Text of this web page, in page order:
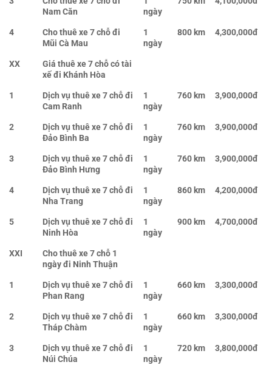
Nam Căn
ngày
4
Cho thuê xe 7 chỗ đi
Mũi Cà Mau
1
ngày
800 km 4,300,000đ
XX
Giá thuê xe 7 chỗ có tài
xế đi Khánh Hòa
1
Dịch vụ thuê xe 7 chỗ đi
Cam Ranh
1
ngày
760 km 3,900,000đ
2
Dịch vụ thuê xe 7 chỗ đi
Đảo Bình Ba
1
ngày
760 km 3,900,000đ
3
Dịch vụ thuê xe 7 chỗ đi
Đảo Bình Hưng
1
ngày
760 km 3,900,000đ
4
Dịch vụ thuê xe 7 chỗ đi
Nha Trang
1
ngày
860 km 4,200,000đ
5
Dịch vụ thuê xe 7 chỗ đi
Ninh Hòa
1
ngày
900 km 4,700,000đ
XXI
Cho thuê xe 7 chỗ 1
ngày đi Ninh Thuận
1
Dịch vụ thuê xe 7 chỗ đi
Phan Rang
1
ngày
660 km 3,300,000đ
2
Dịch vụ thuê xe 7 chỗ đi
Tháp Chàm
1
ngày
660 km 3,300,000đ
3
Dịch vụ thuê xe 7 chỗ đi
Núi Chúa
1
ngày
720 km 3,800,000đ